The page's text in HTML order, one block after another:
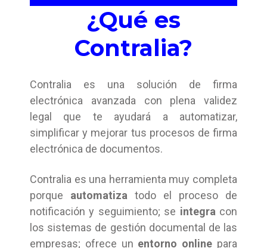
¿Qué es
Contralia?
Contralia es una solución de firma
electrónica avanzada con plena validez
legal que te ayudará a automatizar,
simplificar y mejorar tus procesos de firma
electrónica de documentos.
Contralia es una herramienta muy completa
porque automatiza todo el proceso de
notificación y seguimiento; se integra con
los sistemas de gestión documental de las
empresas; ofrece un entorno online para